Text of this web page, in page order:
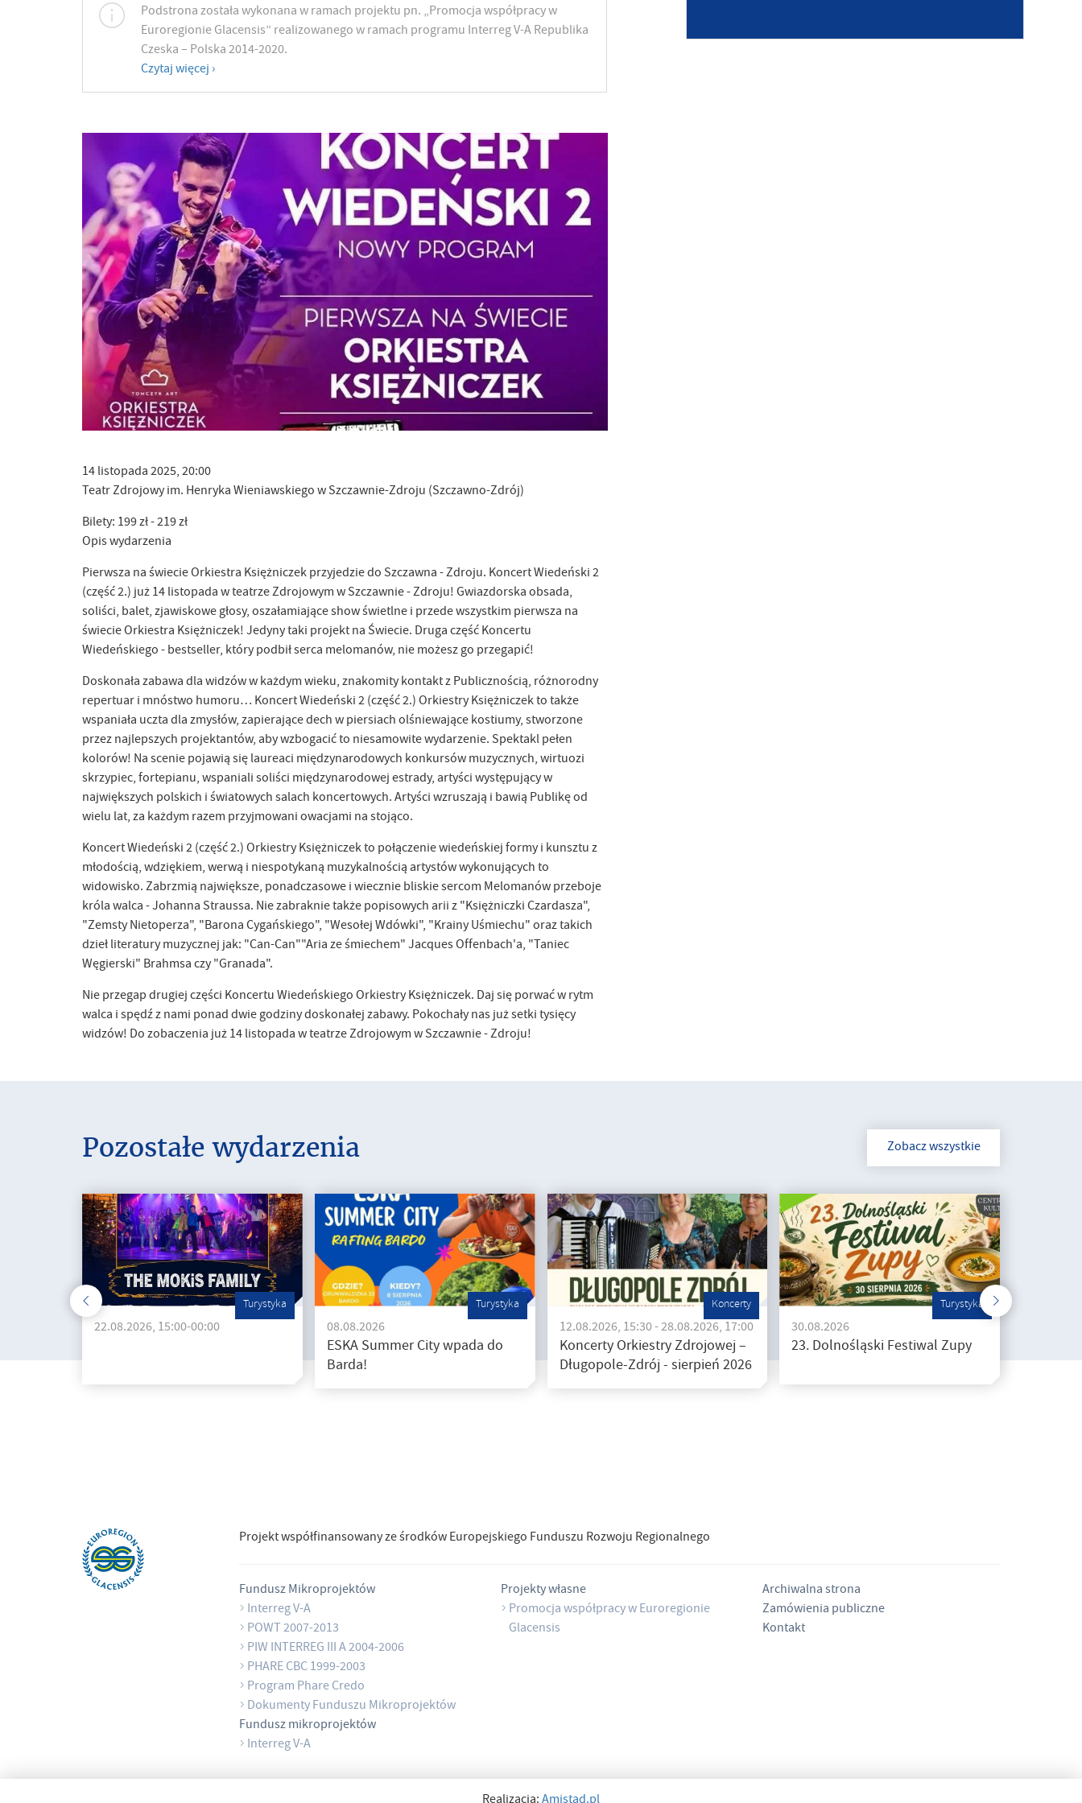
Podstrona została wykonana w ramach projektu pn. „Promocja współpracy w
Euroregionie Glacensis” realizowanego w ramach programu Interreg V-A Republika
Czeska – Polska 2014-2020.
Czytaj więcej ›
14 listopada 2025, 20:00
Teatr Zdrojowy im. Henryka Wieniawskiego w Szczawnie-Zdroju (Szczawno-Zdrój)
Bilety: 199 zł - 219 zł
Opis wydarzenia
Pierwsza na świecie Orkiestra Księżniczek przyjedzie do Szczawna - Zdroju. Koncert Wiedeński 2
(część 2.) już 14 listopada w teatrze Zdrojowym w Szczawnie - Zdroju! Gwiazdorska obsada,
soliści, balet, zjawiskowe głosy, oszałamiające show świetlne i przede wszystkim pierwsza na
świecie Orkiestra Księżniczek! Jedyny taki projekt na Świecie. Druga część Koncertu
Wiedeńskiego - bestseller, który podbił serca melomanów, nie możesz go przegapić!
Doskonała zabawa dla widzów w każdym wieku, znakomity kontakt z Publicznością, różnorodny
repertuar i mnóstwo humoru… Koncert Wiedeński 2 (część 2.) Orkiestry Księżniczek to także
wspaniała uczta dla zmysłów, zapierające dech w piersiach olśniewające kostiumy, stworzone
przez najlepszych projektantów, aby wzbogacić to niesamowite wydarzenie. Spektakl pełen
kolorów! Na scenie pojawią się laureaci międzynarodowych konkursów muzycznych, wirtuozi
skrzypiec, fortepianu, wspaniali soliści międzynarodowej estrady, artyści występujący w
największych polskich i światowych salach koncertowych. Artyści wzruszają i bawią Publikę od
wielu lat, za każdym razem przyjmowani owacjami na stojąco.
Koncert Wiedeński 2 (część 2.) Orkiestry Księżniczek to połączenie wiedeńskiej formy i kunsztu z
młodością, wdziękiem, werwą i niespotykaną muzykalnością artystów wykonujących to
widowisko. Zabrzmią największe, ponadczasowe i wiecznie bliskie sercom Melomanów przeboje
króla walca - Johanna Straussa. Nie zabraknie także popisowych arii z "Księżniczki Czardasza",
"Zemsty Nietoperza", "Barona Cygańskiego", "Wesołej Wdówki", "Krainy Uśmiechu" oraz takich
dzieł literatury muzycznej jak: "Can-Can""Aria ze śmiechem" Jacques Offenbach'a, "Taniec
Węgierski" Brahmsa czy "Granada".
Nie przegap drugiej części Koncertu Wiedeńskiego Orkiestry Księżniczek. Daj się porwać w rytm
walca i spędź z nami ponad dwie godziny doskonałej zabawy. Pokochały nas już setki tysięcy
widzów! Do zobaczenia już 14 listopada w teatrze Zdrojowym w Szczawnie - Zdroju!
Pozostałe wydarzenia Zobacz wszystkie
Turystyka
22.08.2026, 15:00-00:00
Turystyka
08.08.2026
ESKA Summer City wpada do
Barda!
Koncerty
12.08.2026, 15:30 - 28.08.2026, 17:00
Koncerty Orkiestry Zdrojowej –
Długopole-Zdrój - sierpień 2026
Turystyka
30.08.2026
23. Dolnośląski Festiwal Zupy
Projekt współfinansowany ze środków Europejskiego Funduszu Rozwoju Regionalnego
Fundusz Mikroprojektów
Interreg V-A
POWT 2007-2013
PIW INTERREG III A 2004-2006
PHARE CBC 1999-2003
Program Phare Credo
Dokumenty Funduszu Mikroprojektów
Fundusz mikroprojektów
Interreg V-A
Projekty własne
Promocja współpracy w Euroregionie
Glacensis
Archiwalna strona
Zamówienia publiczne
Kontakt